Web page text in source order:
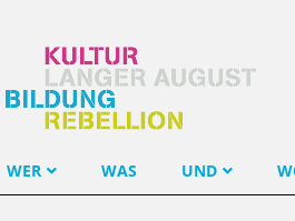
WER WAS UND